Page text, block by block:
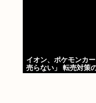
イオン、ポケモンカ
売らない」 転売対策